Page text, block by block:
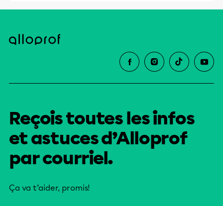
Reçois toutes les infos
et astuces d’Alloprof
par courriel.
Ça va t’aider, promis!